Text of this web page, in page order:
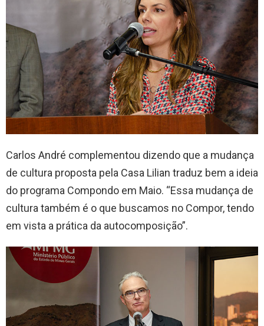
Carlos André complementou dizendo que a mudança
de cultura proposta pela Casa Lilian traduz bem a ideia
do programa Compondo em Maio. “Essa mudança de
cultura também é o que buscamos no Compor, tendo
em vista a prática da autocomposição”.